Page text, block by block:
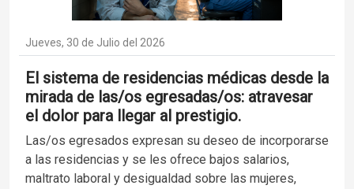
Jueves, 30 de Julio del 2026
El sistema de residencias médicas desde la
mirada de las/os egresadas/os: atravesar
el dolor para llegar al prestigio.
Las/os egresados expresan su deseo de incorporarse
a las residencias y se les ofrece bajos salarios,
maltrato laboral y desigualdad sobre las mujeres,